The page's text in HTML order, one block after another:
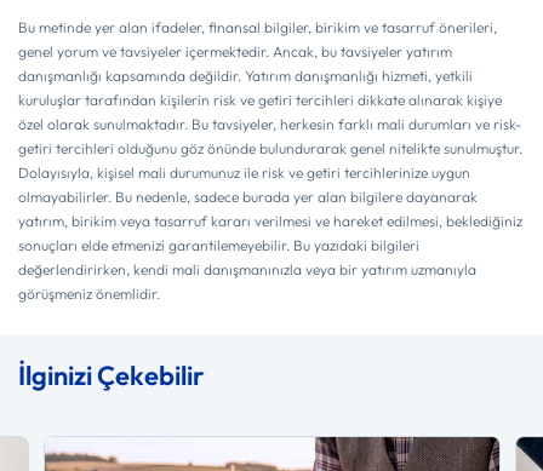
Bu metinde yer alan ifadeler, finansal bilgiler, birikim ve tasarruf önerileri,
genel yorum ve tavsiyeler içermektedir. Ancak, bu tavsiyeler yatırım
danışmanlığı kapsamında değildir. Yatırım danışmanlığı hizmeti, yetkili
kuruluşlar tarafından kişilerin risk ve getiri tercihleri dikkate alınarak kişiye
özel olarak sunulmaktadır. Bu tavsiyeler, herkesin farklı mali durumları ve risk-
getiri tercihleri olduğunu göz önünde bulundurarak genel nitelikte sunulmuştur.
Dolayısıyla, kişisel mali durumunuz ile risk ve getiri tercihlerinize uygun
olmayabilirler. Bu nedenle, sadece burada yer alan bilgilere dayanarak
yatırım, birikim veya tasarruf kararı verilmesi ve hareket edilmesi, beklediğiniz
sonuçları elde etmenizi garantilemeyebilir. Bu yazıdaki bilgileri
değerlendirirken, kendi mali danışmanınızla veya bir yatırım uzmanıyla
görüşmeniz önemlidir.
İlginizi Çekebilir